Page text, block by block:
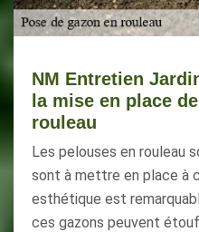
NM Entretien
la mise en place
rouleau
Les pelouses en rouleau
sont à mettre en place à
esthétique est
ces gazons peuvent